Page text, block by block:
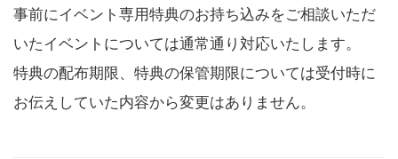
事前にイベント専用特典のお持ち込みをご相談いただ
いたイベントについては通常通り対応いたします。
特典の配布期限、特典の保管期限については受付時に
お伝えしていた内容から変更はありません。